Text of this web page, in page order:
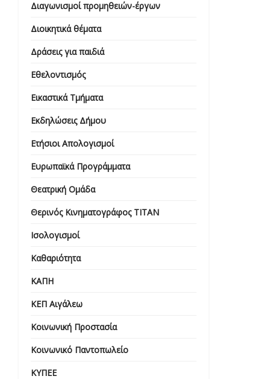
Διαγωνισμοί προμηθειών-έργων
Διοικητικά θέματα
Δράσεις για παιδιά
Εθελοντισμός
Εικαστικά Τμήματα
Εκδηλώσεις Δήμου
Ετήσιοι Απολογισμοί
Ευρωπαϊκά Προγράμματα
Θεατρική Ομάδα
Θερινός Κινηματογράφος ΤΙΤΑΝ
Ισολογισμοί
Καθαριότητα
ΚΑΠΗ
ΚΕΠ Αιγάλεω
Κοινωνική Προστασία
Κοινωνικό Παντοπωλείο
ΚΥΠΕΕ